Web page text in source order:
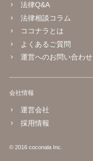
法律Q&A
法律相談コラム
ココナラとは
よくあるご質問
運営へのお問い合わせ
会社情報
運営会社
採用情報
© 2016 coconala Inc.